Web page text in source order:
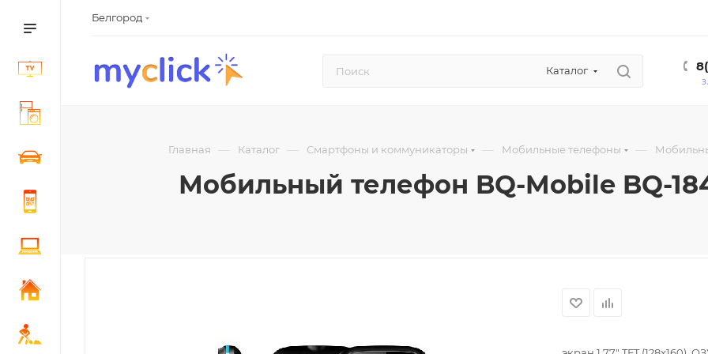
Белгород
Каталог
Главная — Каталог — Смартфоны и коммуникаторы — Мобильные телефоны —
Мобильный телефон BQ-Mobile BQ-